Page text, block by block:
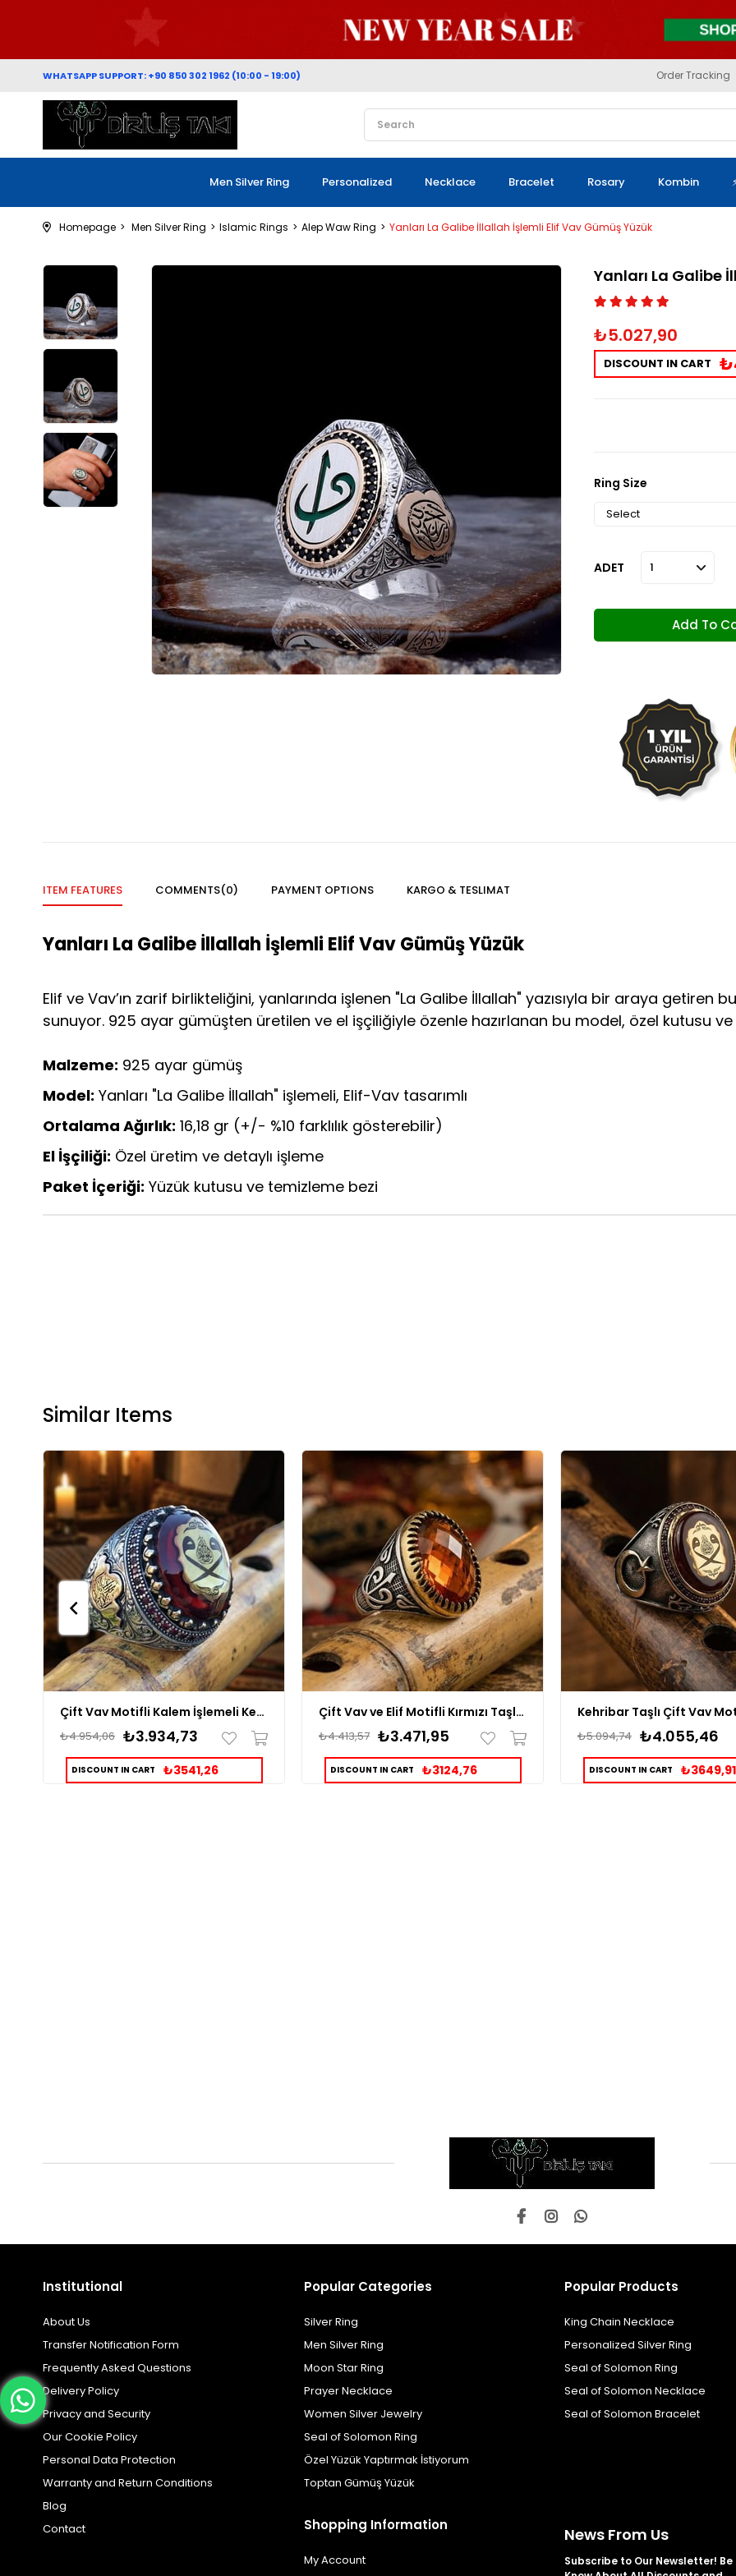
WHATSAPP SUPPORT: +90 850 302 1962 (10:00 - 19:00) Order Tracking
Men Silver Ring Personalized Necklace Bracelet Rosary Kombin
Homepage Men Silver Ring Islamic Rings Alep Waw Ring Yanları La Galibe İllallah İşlemli Elif Vav Gümüş Yüzük
Yanları La Galibe
₺5.027,90
DISCOUNT IN CART
Ring Size
ADET
ITEM FEATURES COMMENTS(0) PAYMENT OPTIONS KARGO & TESLIMAT
Yanları La Galibe İllallah İşlemli Elif Vav Gümüş Yüzük
Elif ve Vav’ın zarif birlikteliğini, yanlarında işlenen "La Galibe İllallah" yazısıyla bir araya
sunuyor. 925 ayar gümüşten üretilen ve el işçiliğiyle özenle hazırlanan bu model, özel kutusu
Malzeme: 925 ayar gümüş
Model: Yanları "La Galibe İllallah" işlemeli, Elif-Vav tasarımlı
Ortalama Ağırlık: 16,18 gr (+/- %10 farklılık gösterebilir)
El İşçiliği: Özel üretim ve detaylı işleme
Paket İçeriği: Yüzük kutusu ve temizleme bezi
Similar Items
Çift Vav Motifli Kalem İşlemeli Kehribar Taş Gümüş Yüzük
₺3.934,73
₺4.954,06
DISCOUNT IN CART ₺3541,26
Çift Vav ve Elif Motifli Kırmızı Taşlı Gümüş Erkek Yüzük
₺3.471,95
₺4.413,57
DISCOUNT IN CART ₺3124,76
₺4.055,46
₺5.094,74
DISCOUNT IN CART ₺3649,91
Institutional
About Us
Transfer Notification Form
Frequently Asked Questions
Delivery Policy
Privacy and Security
Our Cookie Policy
Personal Data Protection
Warranty and Return Conditions
Blog
Contact
Popular Categories
Silver Ring
Men Silver Ring
Moon Star Ring
Prayer Necklace
Women Silver Jewelry
Seal of Solomon Ring
Özel Yüzük Yaptırmak İstiyorum
Toptan Gümüş Yüzük
Popular Products
King Chain Necklace
Personalized Silver Ring
Seal of Solomon Ring
Seal of Solomon Necklace
Seal of Solomon Bracelet
Shopping Information
My Account
News From Us
Subscribe to Our Newsletter!